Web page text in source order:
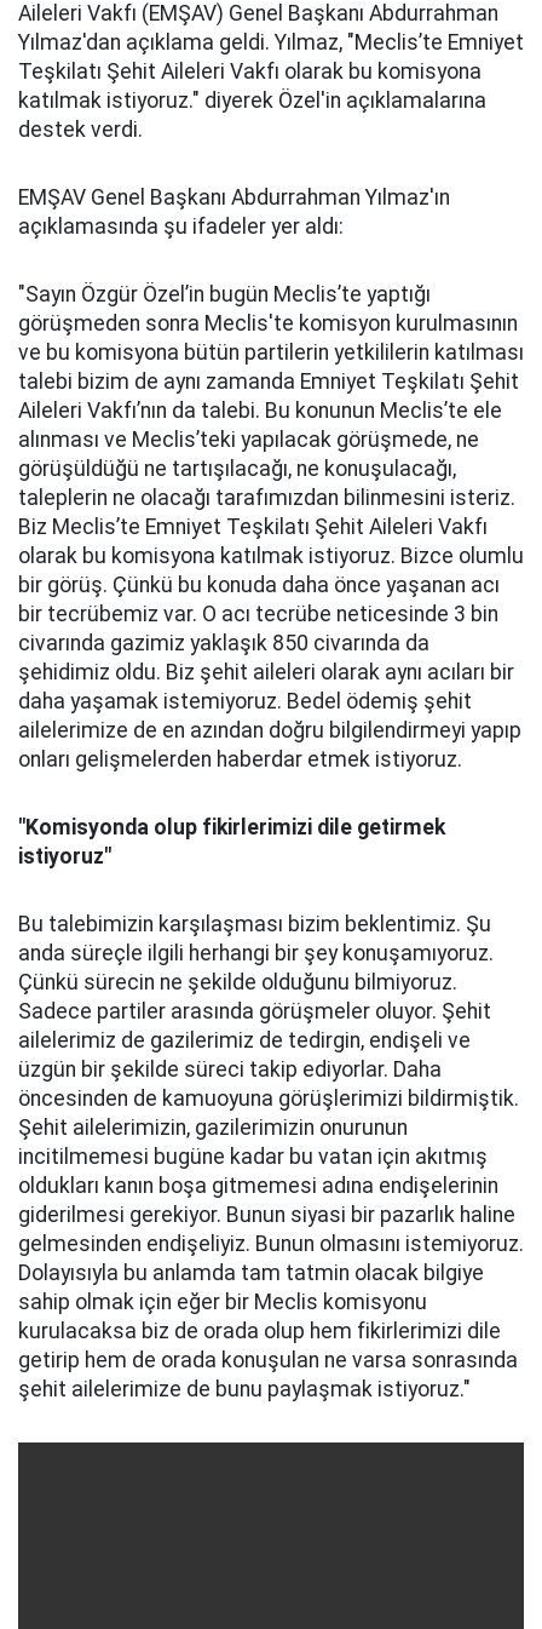
Aileleri Vakfı (EMŞAV) Genel Başkanı Abdurrahman
Yılmaz'dan açıklama geldi. Yılmaz, "Meclis’te Emniyet
Teşkilatı Şehit Aileleri Vakfı olarak bu komisyona
katılmak istiyoruz." diyerek Özel'in açıklamalarına
destek verdi.
EMŞAV Genel Başkanı Abdurrahman Yılmaz'ın
açıklamasında şu ifadeler yer aldı:
"Sayın Özgür Özel’in bugün Meclis’te yaptığı
görüşmeden sonra Meclis'te komisyon kurulmasının
ve bu komisyona bütün partilerin yetkililerin katılması
talebi bizim de aynı zamanda Emniyet Teşkilatı Şehit
Aileleri Vakfı’nın da talebi. Bu konunun Meclis’te ele
alınması ve Meclis’teki yapılacak görüşmede, ne
görüşüldüğü ne tartışılacağı, ne konuşulacağı,
taleplerin ne olacağı tarafımızdan bilinmesini isteriz.
Biz Meclis’te Emniyet Teşkilatı Şehit Aileleri Vakfı
olarak bu komisyona katılmak istiyoruz. Bizce olumlu
bir görüş. Çünkü bu konuda daha önce yaşanan acı
bir tecrübemiz var. O acı tecrübe neticesinde 3 bin
civarında gazimiz yaklaşık 850 civarında da
şehidimiz oldu. Biz şehit aileleri olarak aynı acıları bir
daha yaşamak istemiyoruz. Bedel ödemiş şehit
ailelerimize de en azından doğru bilgilendirmeyi yapıp
onları gelişmelerden haberdar etmek istiyoruz.
"Komisyonda olup fikirlerimizi dile getirmek
istiyoruz"
Bu talebimizin karşılaşması bizim beklentimiz. Şu
anda süreçle ilgili herhangi bir şey konuşamıyoruz.
Çünkü sürecin ne şekilde olduğunu bilmiyoruz.
Sadece partiler arasında görüşmeler oluyor. Şehit
ailelerimiz de gazilerimiz de tedirgin, endişeli ve
üzgün bir şekilde süreci takip ediyorlar. Daha
öncesinden de kamuoyuna görüşlerimizi bildirmiştik.
Şehit ailelerimizin, gazilerimizin onurunun
incitilmemesi bugüne kadar bu vatan için akıtmış
oldukları kanın boşa gitmemesi adına endişelerinin
giderilmesi gerekiyor. Bunun siyasi bir pazarlık haline
gelmesinden endişeliyiz. Bunun olmasını istemiyoruz.
Dolayısıyla bu anlamda tam tatmin olacak bilgiye
sahip olmak için eğer bir Meclis komisyonu
kurulacaksa biz de orada olup hem fikirlerimizi dile
getirip hem de orada konuşulan ne varsa sonrasında
şehit ailelerimize de bunu paylaşmak istiyoruz."